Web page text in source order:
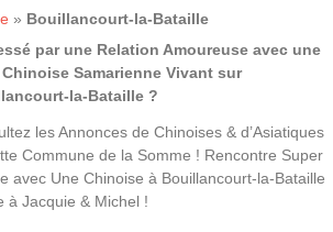
» Bouillancourt-la-Bataille
par une Relation Amoureuse avec une
Samarienne Vivant sur
la-Bataille ?
les Annonces de Chinoises & d’Asiatiques
Commune de la Somme ! Rencontre Super
avec Une Chinoise à Bouillancourt-la-Bataille
à Jacquie & Michel !